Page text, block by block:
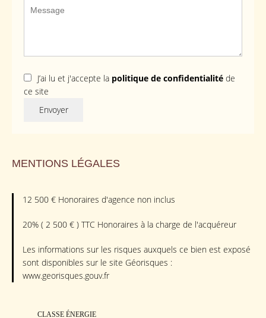
J’ai lu et j'accepte la politique de confidentialité de
ce site
Envoyer
MENTIONS LÉGALES
12 500 € Honoraires d'agence non inclus
20% ( 2 500 € ) TTC Honoraires à la charge de l'acquéreur
Les informations sur les risques auxquels ce bien est exposé
sont disponibles sur le site Géorisques :
www.georisques.gouv.fr